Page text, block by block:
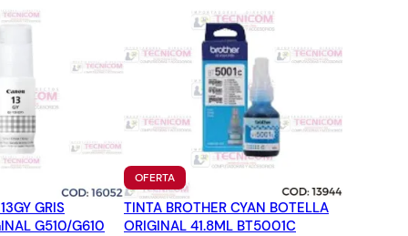
GRIS
G510/G610
OFERTAPRODUCTO
EN
OFERTA
TINTA BROTHER CYAN BOTELLA
ORIGINAL 41.8ML BT5001C